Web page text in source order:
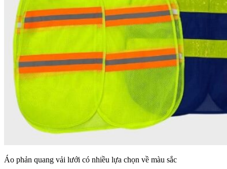
Áo phản quang vải lưới có nhiều lựa chọn về màu sắc